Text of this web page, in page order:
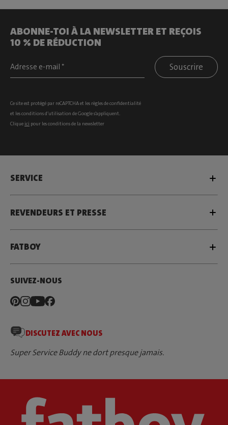
ABONNE-TOI À LA NEWSLETTER ET REÇOIS
10 % DE RÉDUCTION
Souscrire
Ce site est protégé par reCAPTCHA et les règles de confidentialité
et lesconditions d’utilisation de Google s’appliquent.
Clique ici pour les conditions de la newsletter
SERVICE
REVENDEURS ET PRESSE
FATBOY
SUIVEZ-NOUS
DISCUTEZ AVEC NOUS
Super Service Buddy ne dort presque jamais.